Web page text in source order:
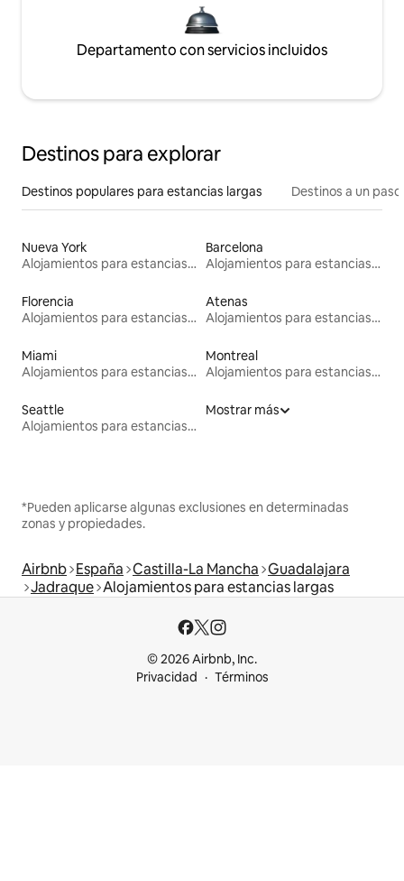
Departamento con servicios incluidos
Destinos para explorar
Destinos populares para estancias largas Destinos a un
Nueva York
Alojamientos para estancias largas
Barcelona
Alojamientos para estancias largas
Florencia
Alojamientos para estancias largas
Atenas
Alojamientos para estancias largas
Miami
Alojamientos para estancias largas
Montreal
Alojamientos para estancias largas
Seattle
Alojamientos para estancias largas
Mostrar más
*Pueden aplicarse algunas exclusiones en determinadas
zonas y propiedades.
Airbnb España Castilla-La Mancha Guadalajara
Jadraque Alojamientos para estancias largas
© 2026 Airbnb, Inc.
Privacidad
Términos